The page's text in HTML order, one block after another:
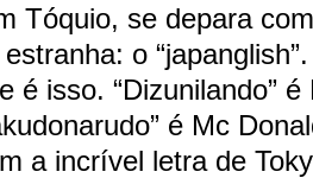
Tóquio, se depara
o
é isso. “Dizunilando”
é Mc
a incrível letra de